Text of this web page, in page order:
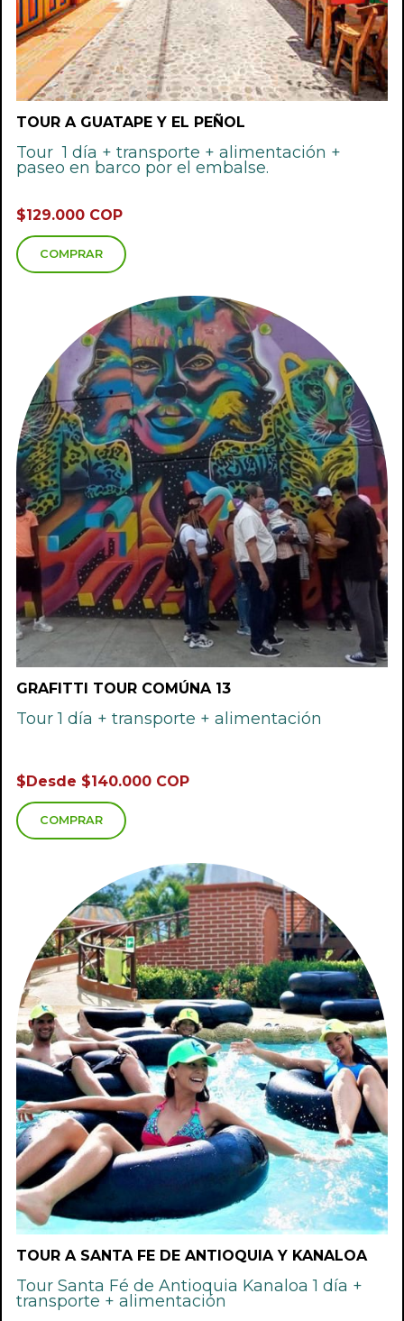
TOUR A GUATAPE Y EL PEÑOL
Tour 1 día + transporte + alimentación +
paseo en barco por el embalse.
$129.000 COP
COMPRAR
GRAFITTI TOUR COMÚNA 13
Tour 1 día + transporte + alimentación
$Desde $140.000 COP
COMPRAR
TOUR A SANTA FE DE ANTIOQUIA Y KANALOA
Tour Santa Fé de Antioquia Kanaloa 1 día +
transporte + alimentación